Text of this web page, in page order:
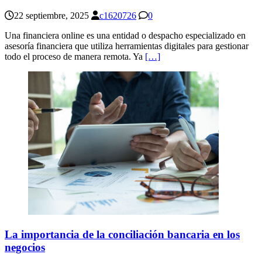
22 septiembre, 2025 c1620726
0
Una financiera online es una entidad o despacho especializado en
asesoría financiera que utiliza herramientas digitales para gestionar
todo el proceso de manera remota. Ya […]
La importancia de la conciliación bancaria en los
negocios